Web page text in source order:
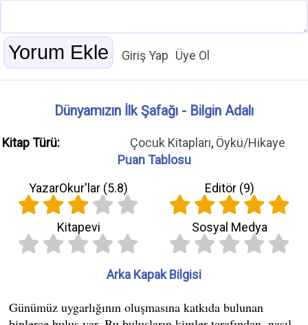
Giriş Yap Üye Ol
Dünyamızın İlk Şafağı - Bilgin Adalı
Kitap Türü: Çocuk Kitapları, Öykü/Hikaye
Puan Tablosu
YazarOkur'lar (5.8) Editör (9)
Kitapevi Sosyal Medya
Arka Kapak Bilgisi